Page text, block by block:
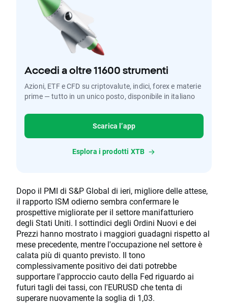
Accedi a oltre 11600 strumenti
Azioni, ETF e CFD su criptovalute, indici, forex e materie
prime — tutto in un unico posto, disponibile in italiano
Scarica l’app
Esplora i prodotti XTB
Dopo il PMI di S&P Global di ieri, migliore delle attese,
il rapporto ISM odierno sembra confermare le
prospettive migliorate per il settore manifatturiero
degli Stati Uniti. I sottindici degli Ordini Nuovi e dei
Prezzi hanno mostrato i maggiori guadagni rispetto al
mese precedente, mentre l'occupazione nel settore è
calata più di quanto previsto. Il tono
complessivamente positivo dei dati potrebbe
supportare l'approccio cauto della Fed riguardo ai
futuri tagli dei tassi, con l'EURUSD che tenta di
superare nuovamente la soglia di 1,03.